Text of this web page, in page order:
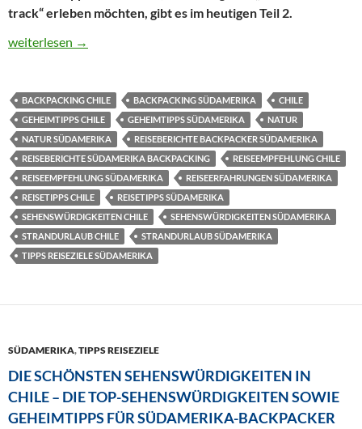
track“ erleben möchten, gibt es im heutigen Teil 2.
Die schönsten Sehenswürdigkeiten in Chile – Die Top-
weiterlesen →
BACKPACKING CHILE BACKPACKING SÜDAMERIKA
CHILE
GEHEIMTIPPS CHILE
GEHEIMTIPPS SÜDAMERIKA
NATUR
NATUR SÜDAMERIKA
REISEBERICHTE BACKPACKER SÜDAMERIKA
REISEBERICHTE SÜDAMERIKA BACKPACKING
REISEEMPFEHLUNG CHILE
REISEEMPFEHLUNG SÜDAMERIKA
REISEERFAHRUNGEN SÜDAMERIKA
REISETIPPS CHILE
REISETIPPS SÜDAMERIKA
SEHENSWÜRDIGKEITEN CHILE
SEHENSWÜRDIGKEITEN SÜDAMERIKA
STRANDURLAUB CHILE
STRANDURLAUB SÜDAMERIKA
TIPPS REISEZIELE SÜDAMERIKA
SÜDAMERIKA,TIPPS REISEZIELE
DIE SCHÖNSTEN SEHENSWÜRDIGKEITEN IN
CHILE – DIE TOP-SEHENSWÜRDIGKEITEN SOWIE
GEHEIMTIPPS FÜR SÜDAMERIKA-BACKPACKER